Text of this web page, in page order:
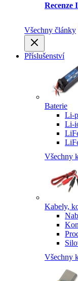
Recenze
Všechny články
Příslušenství
Baterie
Li-
Li-
Všechny
Kabely,
Všechny